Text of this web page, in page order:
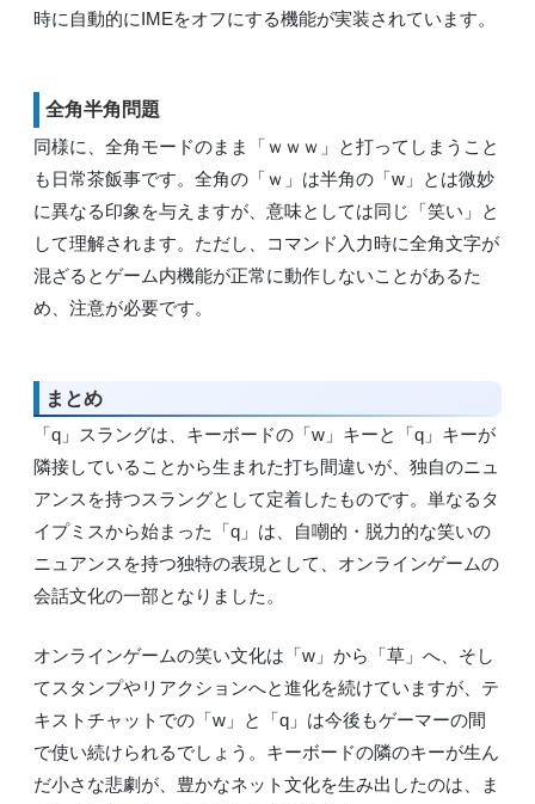
時に自動的にIMEをオフにする機能が実装されています。
全角半角問題
同様に、全角モードのまま「ｗｗｗ」と打ってしまうこと
も日常茶飯事です。全角の「ｗ」は半角の「w」とは微妙
に異なる印象を与えますが、意味としては同じ「笑い」と
して理解されます。ただし、コマンド入力時に全角文字が
混ざるとゲーム内機能が正常に動作しないことがあるた
め、注意が必要です。
まとめ
「q」スラングは、キーボードの「w」キーと「q」キーが
隣接していることから生まれた打ち間違いが、独自のニュ
アンスを持つスラングとして定着したものです。単なるタ
イプミスから始まった「q」は、自嘲的・脱力的な笑いの
ニュアンスを持つ独特の表現として、オンラインゲームの
会話文化の一部となりました。
オンラインゲームの笑い文化は「w」から「草」へ、そし
てスタンプやリアクションへと進化を続けていますが、テ
キストチャットでの「w」と「q」は今後もゲーマーの間
で使い続けられるでしょう。キーボードの隣のキーが生ん
だ小さな悲劇が、豊かなネット文化を生み出したのは、ま